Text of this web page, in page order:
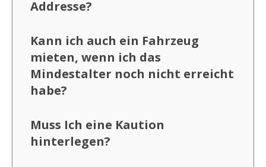
Addresse?
Kann ich auch ein Fahrzeug
mieten, wenn ich das
Mindestalter noch nicht erreicht
habe?
Muss Ich eine Kaution
hinterlegen?